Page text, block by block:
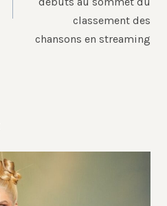
classement des
chansons en streaming